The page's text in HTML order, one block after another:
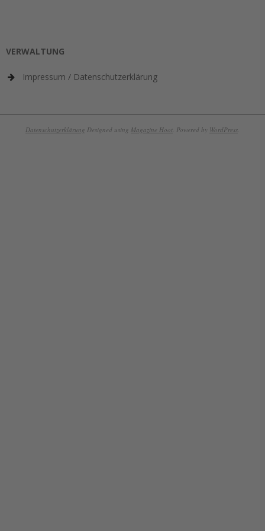
VERWALTUNG
Impressum / Datenschutzerklärung
Datenschutzerklärung Designed using Magazine Hoot. Powered by WordPress.